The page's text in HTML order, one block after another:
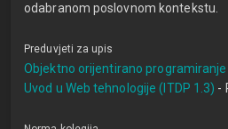
odabranom poslovnom kontekstu.
Preduvjeti za upis
Objektno orijentirano programiranje
Uvod u Web tehnologije (ITDP 1.3) -